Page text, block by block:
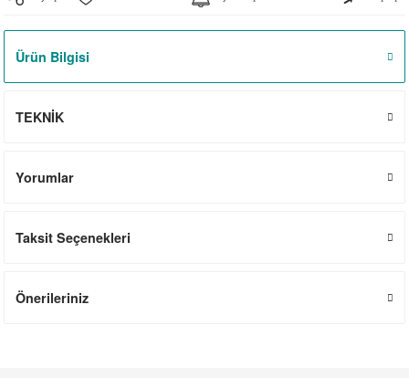
Anahtarlar
Anahtarlar
Ürün Bilgisi
TEKNİK
Yorumlar
Taksit Seçenekleri
Önerileriniz